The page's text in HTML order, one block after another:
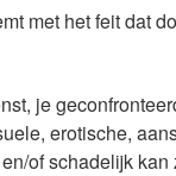
met het feit dat
je
erotische,
of schadelijk